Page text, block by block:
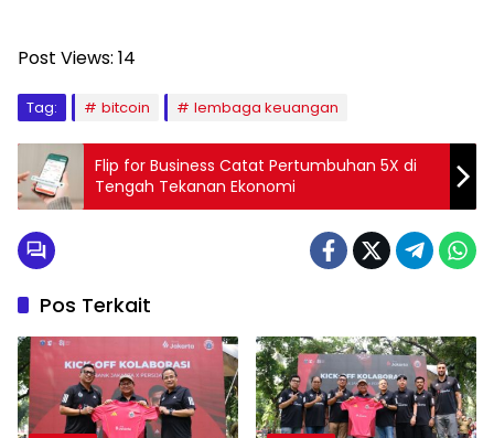
Post Views: 14
Tag: bitcoin lembaga keuangan
Flip for Business Catat Pertumbuhan 5X di
Tengah Tekanan Ekonomi
Pos Terkait